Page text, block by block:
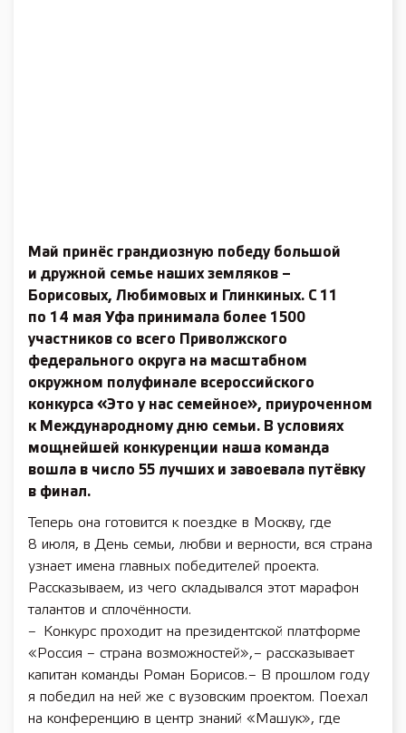
Май принёс грандиозную победу большой
и дружной семье наших земляков –
Борисовых, Любимовых и Глинкиных. С 11
по 14 мая Уфа принимала более 1500
участников со всего Приволжского
федерального округа на масштабном
окружном полуфинале всероссийского
конкурса «Это у нас семейное», приуроченном
к Международному дню семьи. В условиях
мощнейшей конкуренции наша команда
вошла в число 55 лучших и завоевала путёвку
в финал.
Теперь она готовится к поездке в Москву, где
8 июля, в День семьи, любви и верности, вся страна
узнает имена главных победителей проекта.
Рассказываем, из чего складывался этот марафон
талантов и сплочённости.
– Конкурс проходит на президентской платформе
«Россия – страна возможностей», – рассказывает
капитан команды Роман Борисов. – В прошлом году
я победил на ней же с вузовским проектом. Поехал
на конференцию в центр знаний «Машук», где